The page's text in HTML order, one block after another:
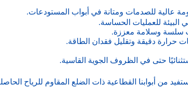
عالية للصدمات ومتانة في أبواب المستودعات.
للعمليات الحساسة.
سلسة وسلامة معززة.
حرارة دقيقة وتقليل فقدان الطاقة.
حتى في الظروف الجوية القاسية.
من أبوابنا القطاعية ذات الضلع المقاوم للرياح